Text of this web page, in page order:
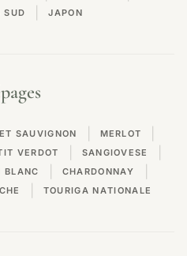
SUD JAPON
SAUVIGNON MERLOT
VERDOT SANGIOVESE
BLANC CHARDONNAY
TOURIGA NATIONALE